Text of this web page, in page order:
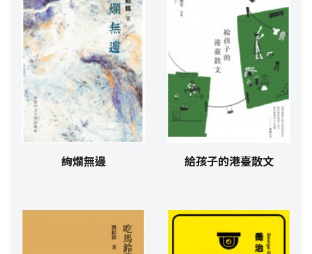
絢爛無邊 給孩子的港臺散文